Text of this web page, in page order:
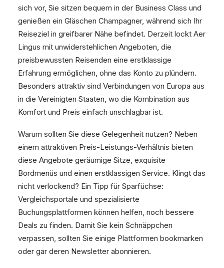
sich vor, Sie sitzen bequem in der Business Class und
genießen ein Gläschen Champagner, während sich Ihr
Reiseziel in greifbarer Nähe befindet. Derzeit lockt Aer
Lingus mit unwiderstehlichen Angeboten, die
preisbewussten Reisenden eine erstklassige
Erfahrung ermöglichen, ohne das Konto zu plündern.
Besonders attraktiv sind Verbindungen von Europa aus
in die Vereinigten Staaten, wo die Kombination aus
Komfort und Preis einfach unschlagbar ist.
Warum sollten Sie diese Gelegenheit nutzen? Neben
einem attraktiven Preis-Leistungs-Verhältnis bieten
diese Angebote geräumige Sitze, exquisite
Bordmenüs und einen erstklassigen Service. Klingt das
nicht verlockend? Ein Tipp für Sparfüchse:
Vergleichsportale und spezialisierte
Buchungsplattformen können helfen, noch bessere
Deals zu finden. Damit Sie kein Schnäppchen
verpassen, sollten Sie einige Plattformen bookmarken
oder gar deren Newsletter abonnieren.